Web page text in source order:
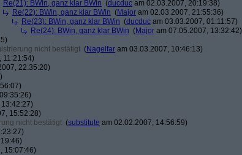
Re(21): BWin, ganz klar BWin (ducduc am 02.03.2007, 20:19:38)
Re(22): BWin, ganz klar BWin (Major am 02.03.2007, 21:55:36)
Re(23): BWin, ganz klar BWin (ducduc am 03.03.2007, 01:11:57)
Re(24): BWin, ganz klar BWin (Major am 07.05.2007, 13:32:42)
nicht bestätigt (Nagelfar am 03.03.2007, 10:46:13)
11:21:54)
22:35:20)
15:52:28)
nicht bestätigt (substitute am 02.02.2007, 14:56:59)
15:07:46)